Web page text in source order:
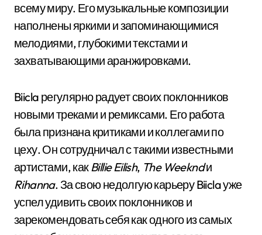
всему миру. Его музыкальные композиции
наполнены яркими и запоминающимися
мелодиями, глубокими текстами и
захватывающими аранжировками.
Biicla регулярно радует своих поклонников
новыми треками и ремиксами. Его работа
была признана критиками и коллегами по
цеху. Он сотрудничал с такими известными
артистами, какBillie Eilish, The Weekndи
Rihanna. За свою недолгую карьеру Biicla уже
успел удивить своих поклонников и
зарекомендовать себя как одного из самых